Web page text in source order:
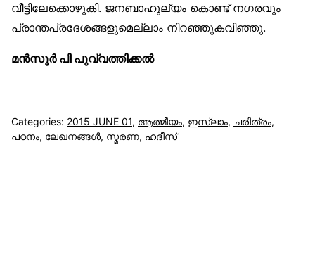
വീട്ടിലേക്കൊഴുകി. ജനബാഹുല്യം കൊണ്ട് നഗരവും
പ്രാന്തപ്രദേശങ്ങളുമെല്ലാം നിറഞ്ഞുകവിഞ്ഞു.
മന്‍സൂര്‍ പി പുവ്വത്തിക്കല്‍
Categories: 2015 JUNE 01, ആത്മീയം, ഇസ്‌ലാം, ചരിത്രം,
പഠനം, ലേഖനങ്ങള്‍, സ്മരണ, ഹദീസ്